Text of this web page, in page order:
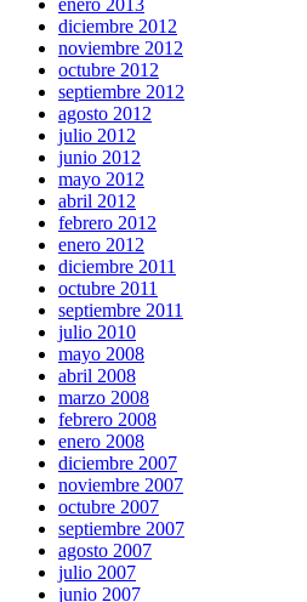
enero 2013
diciembre 2012
noviembre 2012
octubre 2012
septiembre 2012
agosto 2012
julio 2012
junio 2012
mayo 2012
abril 2012
febrero 2012
enero 2012
diciembre 2011
octubre 2011
septiembre 2011
julio 2010
mayo 2008
abril 2008
marzo 2008
febrero 2008
enero 2008
diciembre 2007
noviembre 2007
octubre 2007
septiembre 2007
agosto 2007
julio 2007
junio 2007